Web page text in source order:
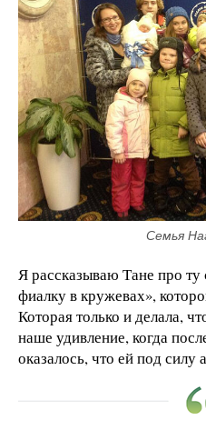
Семья
Я рассказываю Тане про
фиалку в кружевах»,
Которая только и делала,
наше удивление, когда
оказалось, что ей под силу